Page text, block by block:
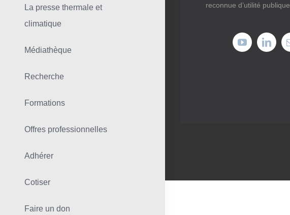
La presse thermale et
climatique
Médiathèque
Recherche
Formations
Offres professionnelles
Adhérer
Cotiser
Faire un don
reconnue d’utilité publique